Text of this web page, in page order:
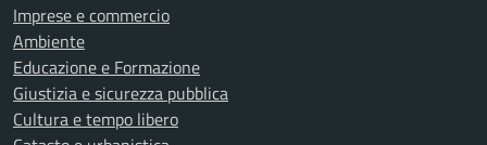
Imprese e commercio
Ambiente
Educazione e Formazione
Giustizia e sicurezza pubblica
Cultura e tempo libero